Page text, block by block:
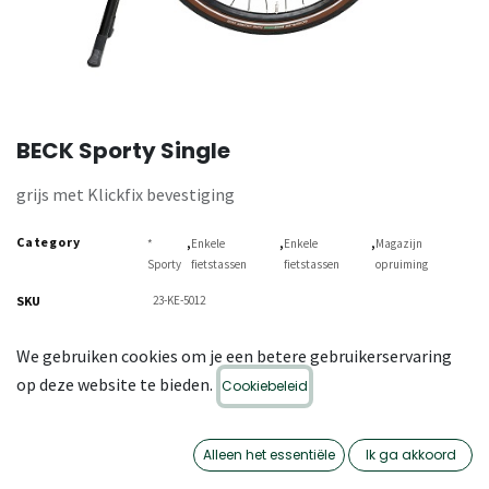
BECK Sporty Single
grijs met Klickfix bevestiging
Category
*
Sporty
,Enkele
fietstassen
,Enkele
fietstassen
,Magazijn
opruiming
SKU 23-KE-5012
We gebruiken cookies om je een betere gebruikerservaring
op deze website te bieden. Cookiebeleid
Alleen het essentiële Ik ga akkoord